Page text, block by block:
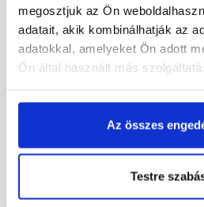
megosztjuk az Ön
adatait, akik kombinálhatják az
adatokkal, amelyeket Ön adott
Ön által használt más
Az összes
Testre
Masterplast
Thermomaster szilikon